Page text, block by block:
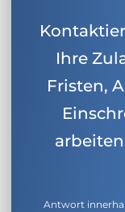
Ihre
Fristen,
Antwort